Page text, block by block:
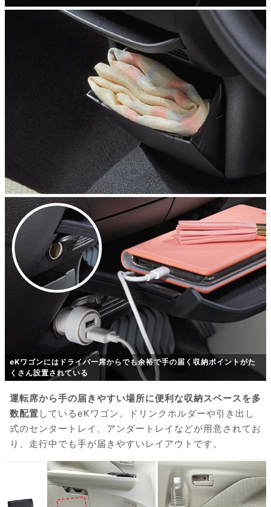
eKワゴンにはドライバー席からでも余裕で手の届く収納ポイントがた
くさん設置されている
運転席から手の届きやすい場所に便利な収納スペースを多
数配置 しているeKワゴン。ドリンクホルダーや引き出し
式のセンタートレイ、アンダートレイなどが用意されてお
り、走行中でも手が届きやすいレイアウトです。